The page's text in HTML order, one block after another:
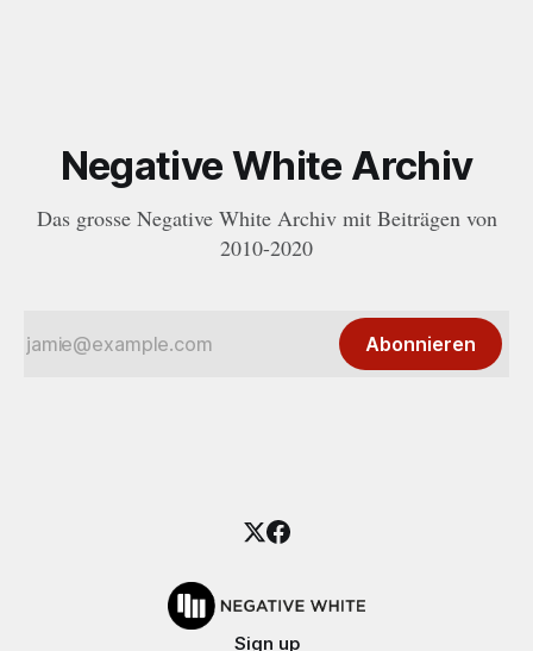
Negative White Archiv
Das grosse Negative White Archiv mit Beiträgen von
2010-2020
Abonnieren
Sign up